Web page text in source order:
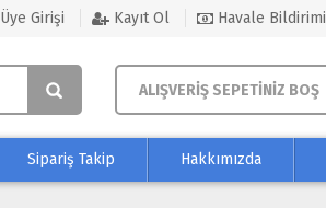
Üye Girişi Kayıt Ol Havale Bildirimi
ALIŞVERİŞ SEPETİNİZ BOŞ
Sipariş Takip Hakkımızda